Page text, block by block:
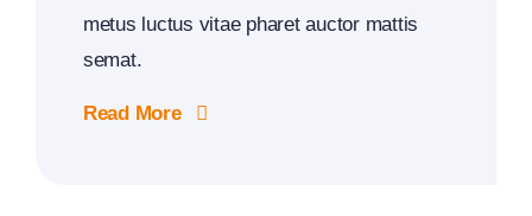
metus luctus vitae pharet auctor mattis
semat.
Read More